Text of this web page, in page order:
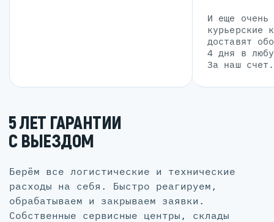
И еще очень
курьерские
доставят
4 дня в
За наш счет.
5 ЛЕТ ГАРАНТИИ
С ВЫЕЗДОМ
Берём все логистические и технические
расходы на себя. Быстро реагируем,
обрабатываем и закрываем заявки.
Собственные сервисные центры, склады